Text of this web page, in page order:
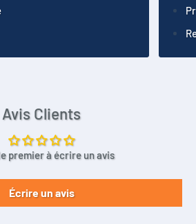
Avis Clients
premier à écrire un avis
Écrire un avis